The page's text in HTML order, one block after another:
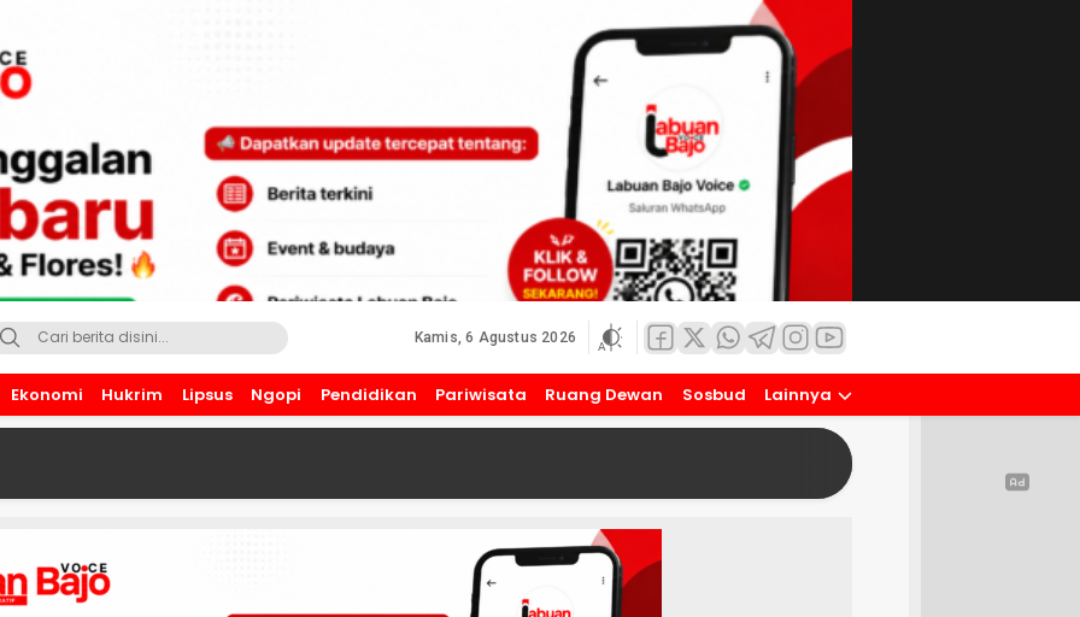
Kamis, 6 Agustus 2026
Ekonomi Hukrim Lipsus Ngopi Pendidikan Pariwisata Ruang Dewan Sosbud Lainnya